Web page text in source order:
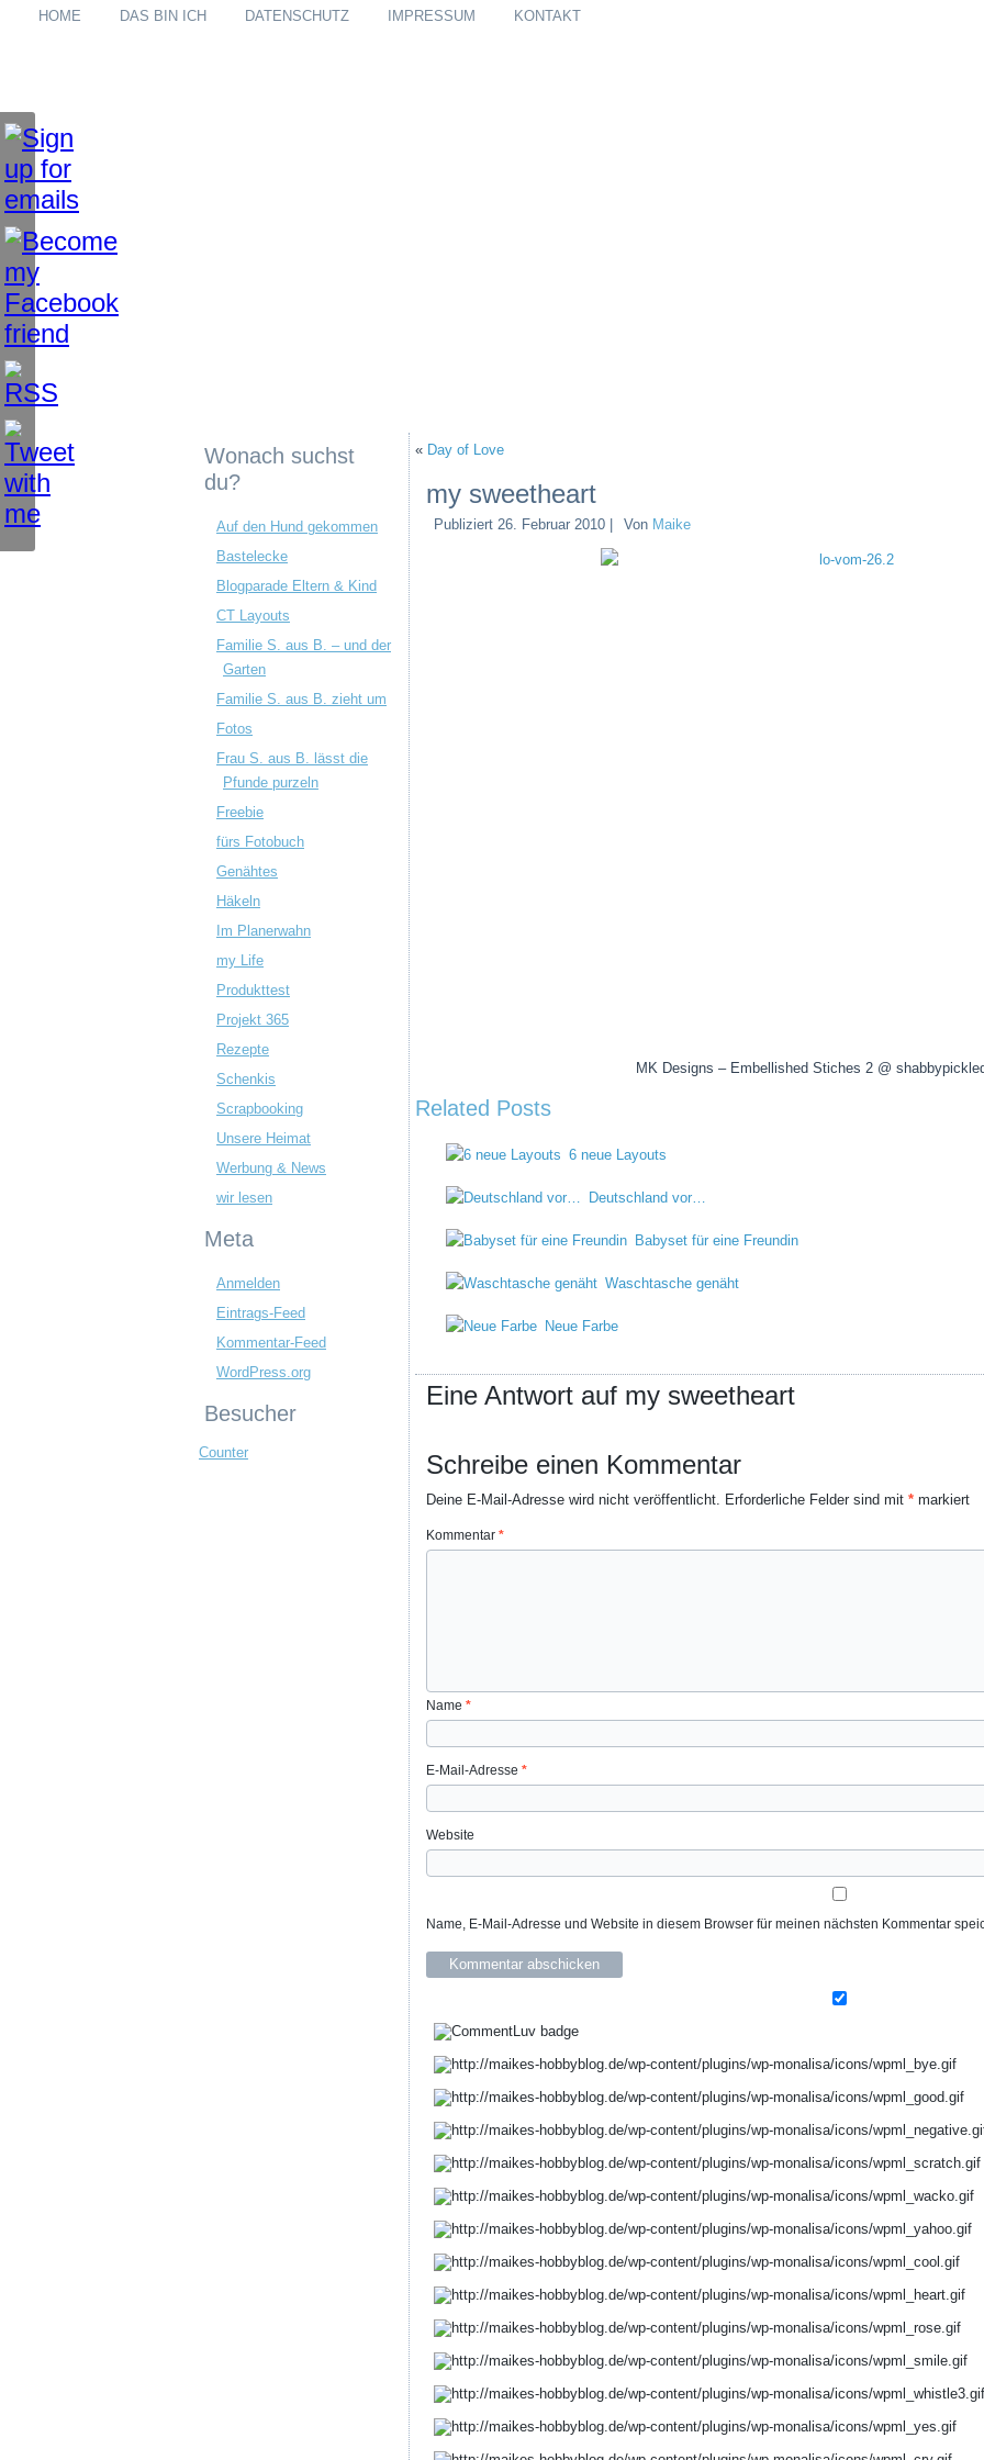
HOME DAS BIN ICH DATENSCHUTZ IMPRESSUM KONTAKT
Wonach suchst
du?
Auf den Hund gekommen
Bastelecke
Blogparade Eltern & Kind
CT Layouts
Familie S. aus B. – und der
Garten
Familie S. aus B. zieht um
Fotos
Frau S. aus B. lässt die
Pfunde purzeln
Freebie
fürs Fotobuch
Genähtes
Häkeln
Im Planerwahn
my Life
Produkttest
Projekt 365
Rezepte
Schenkis
Scrapbooking
Unsere Heimat
Werbung & News
wir lesen
Meta
Anmelden
Eintrags-Feed
Kommentar-Feed
WordPress.org
Besucher
Counter
« Day of Love
my sweetheart
Publiziert 26. Februar 2010 Von Maike
MK Designs – Embellished Stiches 2 @
Related Posts
6 neue Layouts
Deutschland vor…
Babyset für eine Freundin
Waschtasche genäht
Neue Farbe
Eine Antwort auf my sweetheart
Schreibe einen Kommentar
Deine E-Mail-Adresse wird nicht veröffentlicht. Erforderliche Felder sind mit * markiert
Kommentar *
Name *
E-Mail-Adresse *
Website
Name, E-Mail-Adresse und Website in diesem Browser für meinen nächsten Kommentar